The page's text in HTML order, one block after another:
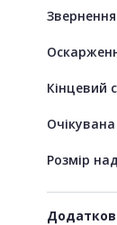
Кінцевий
Розмір